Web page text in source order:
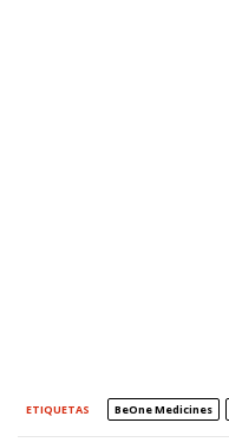
ETIQUETAS BeOne Medicines